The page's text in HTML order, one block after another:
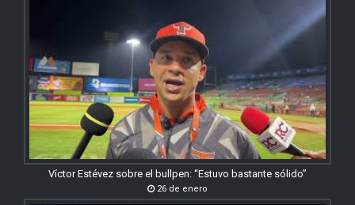
Víctor Estévez sobre el bullpen: “Estuvo bastante sólido”
26 de enero